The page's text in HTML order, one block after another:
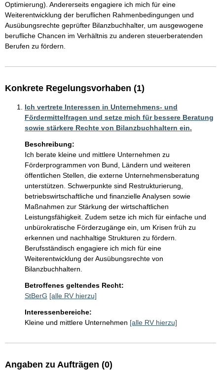
Optimierung). Andererseits engagiere ich mich für eine
Weiterentwicklung der beruflichen Rahmenbedingungen und
Ausübungsrechte geprüfter Bilanzbuchhalter, um ausgewogene
berufliche Chancen im Verhältnis zu anderen steuerberatenden
Berufen zu fördern.
Konkrete Regelungsvorhaben (1)
Ich vertrete Interessen in Unternehmens- und
Fördermittelfragen und setze mich für bessere Beratung
sowie stärkere Rechte von Bilanzbuchhaltern ein.
Beschreibung:
Ich berate kleine und mittlere Unternehmen zu
Förderprogrammen von Bund, Ländern und weiteren
öffentlichen Stellen, die externe Unternehmensberatung
unterstützen. Schwerpunkte sind Restrukturierung,
betriebswirtschaftliche und finanzielle Analysen sowie
Maßnahmen zur Stärkung der wirtschaftlichen
Leistungsfähigkeit. Zudem setze ich mich für einfache und
unbürokratische Förderzugänge ein, um Krisen früh zu
erkennen und nachhaltige Strukturen zu fördern.
Berufsständisch engagiere ich mich für eine
Weiterentwicklung der Ausübungsrechte von
Bilanzbuchhaltern.
Betroffenes geltendes Recht:
StBerG [alle RV hierzu]
Interessenbereiche:
Kleine und mittlere Unternehmen [alle RV hierzu]
Angaben zu Aufträgen (0)